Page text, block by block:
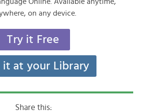
on any device.
Try it Free
it at your Library
Share this: